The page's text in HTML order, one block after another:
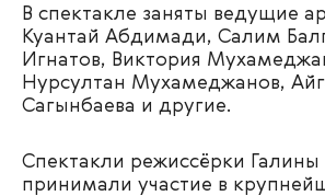
В спектакле заняты ведущие ар
Куантай Абдимади, Салим
Игнатов, Виктория
Нурсултан Мухамеджанов,
Сагынбаева и другие.
Спектакли режиссёрки Галины
принимали участие в